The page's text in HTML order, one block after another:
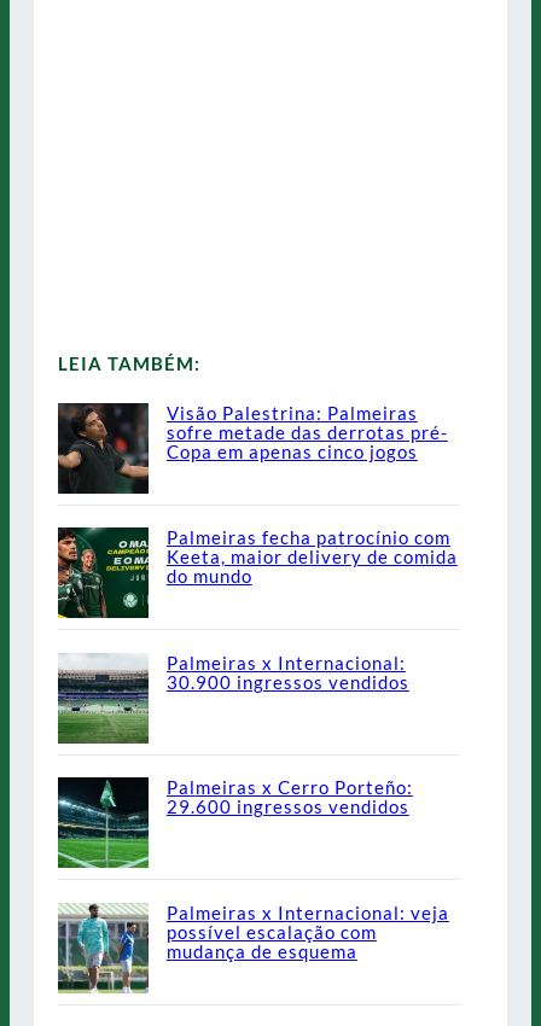
LEIA TAMBÉM:
Visão Palestrina: Palmeiras
sofre metade das derrotas pré-
Copa em apenas cinco jogos
Palmeiras fecha patrocínio com
Keeta, maior delivery de comida
do mundo
Palmeiras x Internacional:
30.900 ingressos vendidos
Palmeiras x Cerro Porteño:
29.600 ingressos vendidos
Palmeiras x Internacional: veja
possível escalação com
mudança de esquema